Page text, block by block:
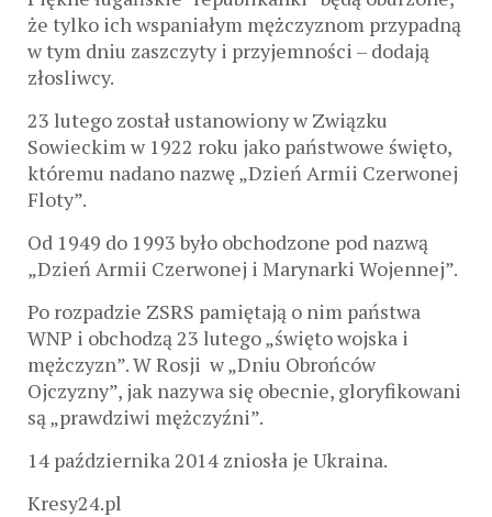
że tylko ich wspaniałym mężczyznom przypadną
w tym dniu zaszczyty i przyjemności – dodają
złosliwcy.
23 lutego został ustanowiony w Związku
Sowieckim w 1922 roku jako państwowe święto,
któremu nadano nazwę „Dzień Armii Czerwonej
Floty”.
Od 1949 do 1993 było obchodzone pod nazwą
„Dzień Armii Czerwonej i Marynarki Wojennej”.
Po rozpadzie ZSRS pamiętają o nim państwa
WNP i obchodzą 23 lutego „święto wojska i
mężczyzn”. W Rosji w „Dniu Obrońców
Ojczyzny”, jak nazywa się obecnie, gloryfikowani
są „prawdziwi mężczyźni”.
14 października 2014 zniosła je Ukraina.
Kresy24.pl